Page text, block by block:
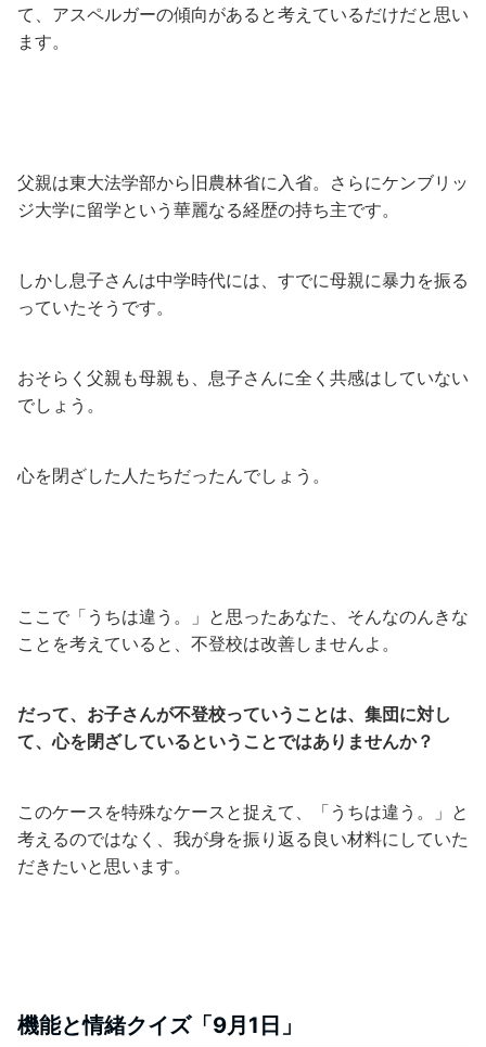
て、アスペルガーの傾向があると考えているだけだと思い
ます。
父親は東大法学部から旧農林省に入省。さらにケンブリッ
ジ大学に留学という華麗なる経歴の持ち主です。
しかし息子さんは中学時代には、すでに母親に暴力を振る
っていたそうです。
おそらく父親も母親も、息子さんに全く共感はしていない
でしょう。
心を閉ざした人たちだったんでしょう。
ここで「うちは違う。」と思ったあなた、そんなのんきな
ことを考えていると、不登校は改善しませんよ。
だって、お子さんが不登校っていうことは、集団に対し
て、心を閉ざしているということではありませんか？
このケースを特殊なケースと捉えて、「うちは違う。」と
考えるのではなく、我が身を振り返る良い材料にしていた
だきたいと思います。
機能と情緒クイズ「9月1日」